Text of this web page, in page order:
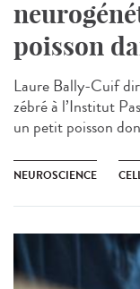
poisson
Laure Bally-Cuif
zébré à l’Institut
un petit poisson
NEUROSCIENCE